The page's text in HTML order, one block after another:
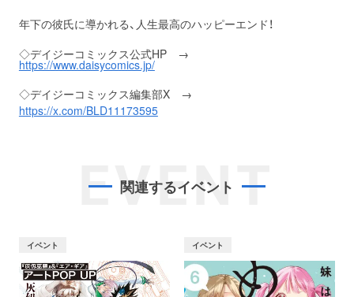
年下の彼氏に導かれる、人生最高のハッピーエンド！
◇デイジーコミックス公式HP →
https://www.daisycomics.jp/
◇デイジーコミックス編集部X →
https://x.com/BLD11173595
EVENT
関連するイベント
イベント イベント